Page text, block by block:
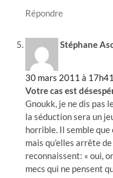
Répondre
Stéphane
30 mars 2011 à 17h41
Votre cas est
Gnoukk, je ne dis pas
la séduction sera un
horrible. Il semble
mais qu’elles arrête
reconnaissent: « oui,
mecs qui ne pensent